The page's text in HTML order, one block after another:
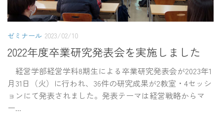
ゼミナール 2023/02/10
2022年度卒業研究発表会を実施しました
経営学部経営学科8期生による卒業研究発表会が2023年1
月31日（火）に行われ、36件の研究成果が2教室・4セッシ
ョンにて発表されました。発表テーマは経営戦略からマ
ー...